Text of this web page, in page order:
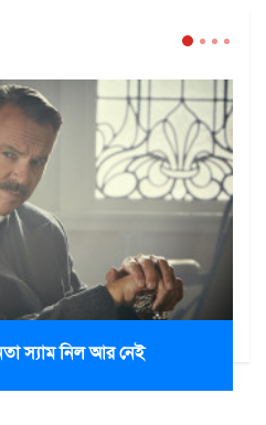
স্যাম নিল আর নেই